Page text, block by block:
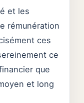
et les
rémunération
ces
ce
que
et long